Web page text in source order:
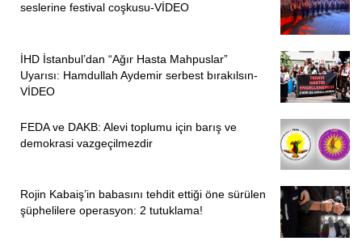
seslerine festival coşkusu-VİDEO
İHD İstanbul’dan “Ağır Hasta Mahpuslar”
Uyarısı: Hamdullah Aydemir serbest bırakılsın-
VİDEO
FEDA ve DAKB: Alevi toplumu için barış ve
demokrasi vazgeçilmezdir
Rojin Kabaiş’in babasını tehdit ettiği öne sürülen
şüphelilere operasyon: 2 tutuklama!